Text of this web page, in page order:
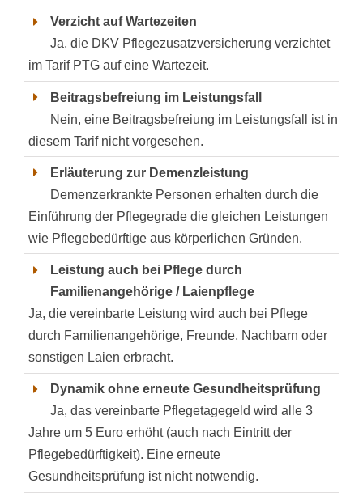
Verzicht auf Wartezeiten
Ja, die DKV Pflegezusatzversicherung verzichtet
im Tarif PTG auf eine Wartezeit.
Beitragsbefreiung im Leistungsfall
Nein, eine Beitragsbefreiung im Leistungsfall ist in
diesem Tarif nicht vorgesehen.
Erläuterung zur Demenzleistung
Demenzerkrankte Personen erhalten durch die
Einführung der Pflegegrade die gleichen Leistungen
wie Pflegebedürftige aus körperlichen Gründen.
Leistung auch bei Pflege durch
Familienangehörige / Laienpflege
Ja, die vereinbarte Leistung wird auch bei Pflege
durch Familienangehörige, Freunde, Nachbarn oder
sonstigen Laien erbracht.
Dynamik ohne erneute Gesundheitsprüfung
Ja, das vereinbarte Pflegetagegeld wird alle 3
Jahre um 5 Euro erhöht (auch nach Eintritt der
Pflegebedürftigkeit). Eine erneute
Gesundheitsprüfung ist nicht notwendig.